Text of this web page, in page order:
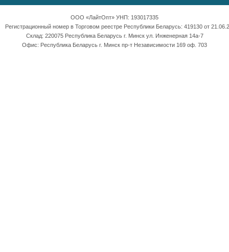
ООО «ЛайтОпт» УНП: 193017335
Регистрационный номер в Торговом реестре Республики Беларусь: 419130 от
Склад: 220075 Республика Беларусь г. Минск ул. Инженерная 14а-7
Офис: Республика Беларусь г. Минск пр-т Независимости 169 оф. 703